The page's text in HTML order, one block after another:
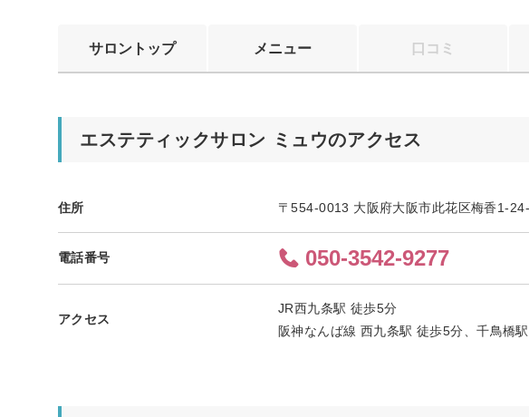
サロントップ メニュー 口コミ
エステティックサロン ミュウのアクセス
住所 〒554-0013 大阪府大阪市此花区梅香1-
電話番号 050-3542-9277
アクセス
JR西九条駅 徒歩5分
阪神なんば線 西九条駅 徒歩5分、千鳥橋